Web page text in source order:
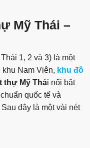
Mỹ Thái –
1, 2 và 3) là một
khu Nam Viên, khu đô
thự Mỹ Thái nổi bật
quốc tế và
đây là một vài nét